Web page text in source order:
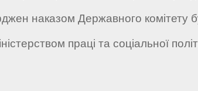
наказом Державного комітету
праці та соціальної